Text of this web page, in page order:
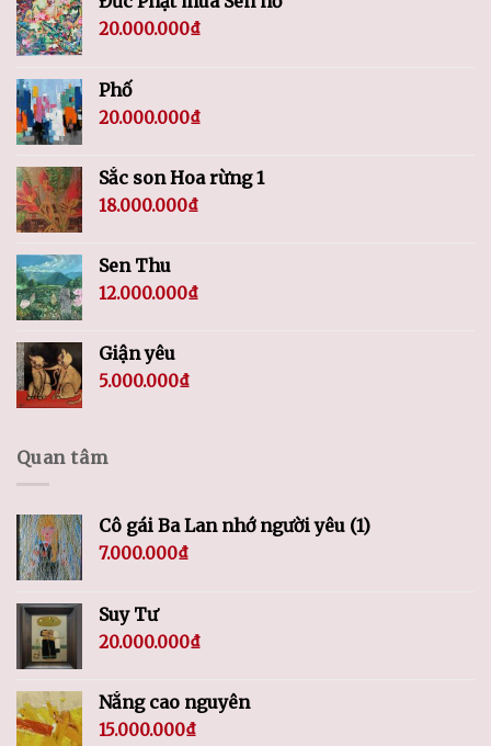
20.000.000₫
Phố
20.000.000₫
Sắc son Hoa rừng 1
18.000.000₫
Sen Thu
12.000.000₫
Giận yêu
5.000.000₫
Quan tâm
Cô gái Ba Lan nhớ người yêu (1)
7.000.000₫
Suy Tư
20.000.000₫
Nắng cao nguyên
15.000.000₫